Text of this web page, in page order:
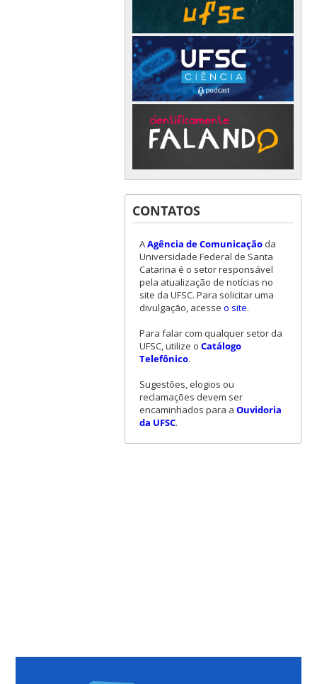
CONTATOS
AAgência de Comunicaçãoda
Universidade Federal de Santa
Catarina é o setor responsável
pela atualização de notícias no
site da UFSC. Para solicitar uma
divulgação, acesse o site.
Para falar com qualquer setor da
UFSC, utilize o Catálogo
Telefônico.
Sugestões, elogios ou
reclamações devem ser
encaminhados para a Ouvidoria
da UFSC.